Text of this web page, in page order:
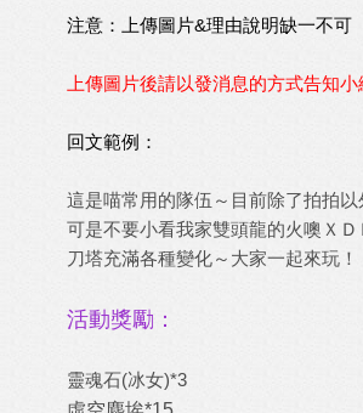
注意：上傳圖片&理由說明缺一不可
上傳圖片後請以發消息的方式告知
回文範例：
這是喵常用的隊伍～目前除了拍拍以
可是不要小看我家雙頭龍的火噢ＸＤ
刀塔充滿各種變化～大家一起來玩！
活動獎勵：
靈魂石(冰女)*3